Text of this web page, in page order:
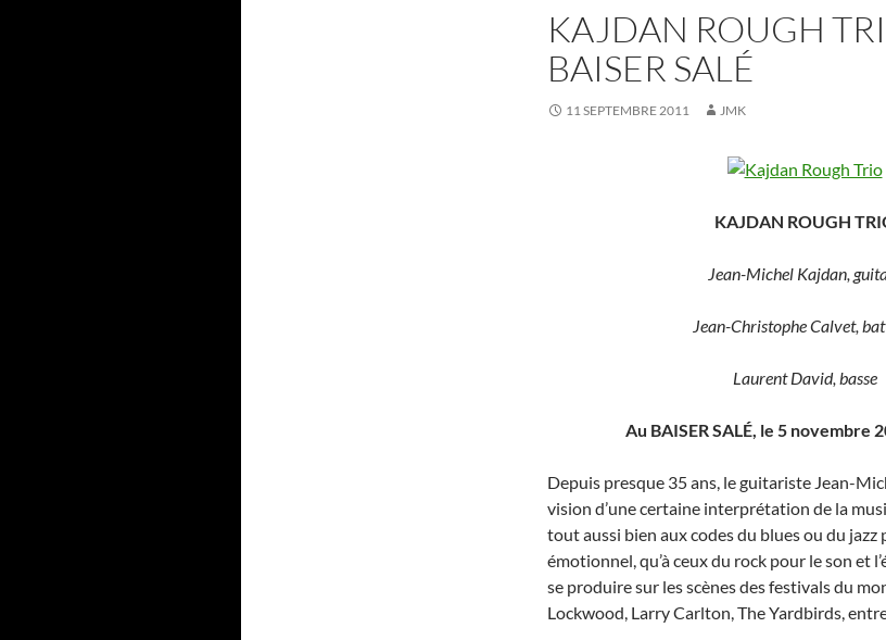
KAJDAN ROUGH
BAISER SALÉ
11 SEPTEMBRE 2011 JMK
KAJDAN ROUGH
Jean-Michel Kajdan,
Jean-Christophe Calvet,
Laurent David, basse
Au BAISER SALÉ, le 5 novembre
Depuis presque 35 ans, le guitariste Jean-
vision d’une certaine interprétation de la
tout aussi bien aux codes du blues ou du jazz
émotionnel, qu’à ceux du rock pour le son et
se produire sur les scènes des festivals du
Lockwood, Larry Carlton, The Yardbirds,